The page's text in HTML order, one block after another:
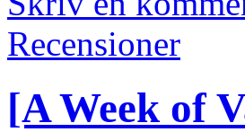
Recensioner
[A Week of